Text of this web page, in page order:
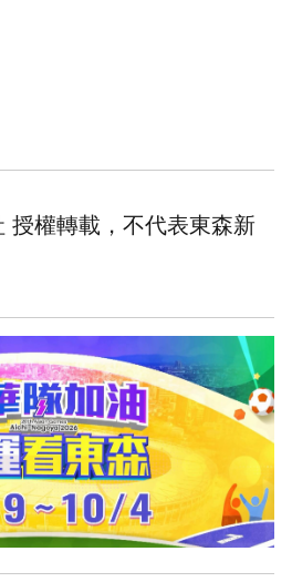
授權轉載，不代表東森新